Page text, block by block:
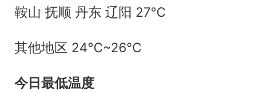
鞍山 抚顺 丹东 辽阳 27℃
其他地区 24℃~26℃
今日最低温度